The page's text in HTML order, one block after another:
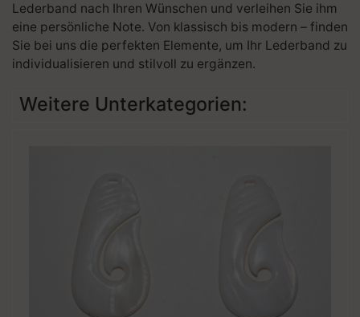
Lederband nach Ihren Wünschen und verleihen Sie ihm
eine persönliche Note. Von klassisch bis modern – finden
Sie bei uns die perfekten Elemente, um Ihr Lederband zu
individualisieren und stilvoll zu ergänzen.
Weitere Unterkategorien: